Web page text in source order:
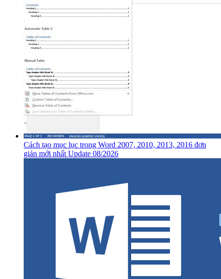
Cách tạo mục lục trong Word 2007, 2010, 2013, 2016 đơn
giản mới nhất Update 08/2026